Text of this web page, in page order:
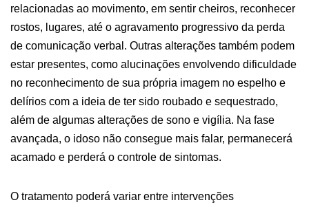
relacionadas ao movimento, em sentir cheiros, reconhecer
rostos, lugares, até o agravamento progressivo da perda
de comunicação verbal. Outras alterações também podem
estar presentes, como alucinações envolvendo dificuldade
no reconhecimento de sua própria imagem no espelho e
delírios com a ideia de ter sido roubado e sequestrado,
além de algumas alterações de sono e vigília. Na fase
avançada, o idoso não consegue mais falar, permanecerá
acamado e perderá o controle de sintomas.
O tratamento poderá variar entre intervenções